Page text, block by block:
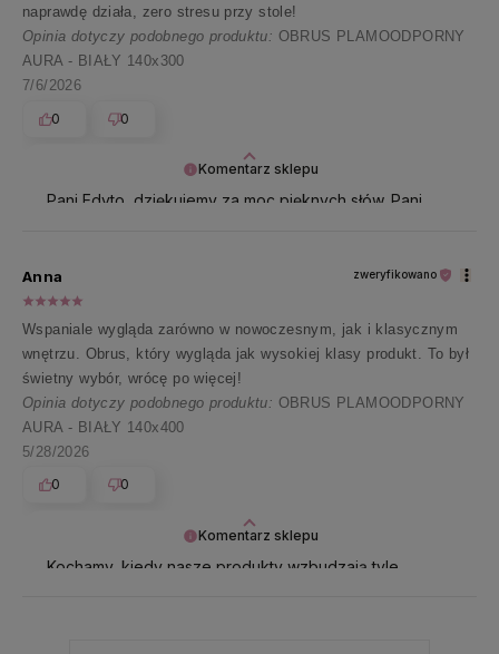
Komentarz sklepu
Pani Edyto, dziękujemy za moc pięknych słów. Pani
naprawdę działa, zero stresu przy stole!
Opinia dotyczy podobnego produktu: OBRUS PLAMOODPORNY
AURA - BIAŁY 140x300
7/6/2026
0
0
Komentarz sklepu
Kochamy, kiedy nasze produkty wzbudzają tyle
Anna zweryfikowano
Wspaniale wygląda zarówno w nowoczesnym, jak i klasycznym
wnętrzu. Obrus, który wygląda jak wysokiej klasy produkt. To był
świetny wybór, wrócę po więcej!
Opinia dotyczy podobnego produktu: OBRUS PLAMOODPORNY
AURA - BIAŁY 140x400
5/28/2026
0
0